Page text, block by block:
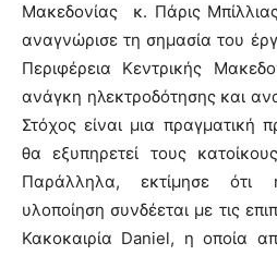
Μακεδονίας κ. Πάρις
αναγνώρισε τη σημασία του
Περιφέρεια Κεντρικής
ανάγκη ηλεκτροδότησης και
Στόχος είναι μια πραγματική
θα εξυπηρετεί τους
Παράλληλα, εκτίμησε ότι
υλοποίηση συνδέεται με τις
Κακοκαιρία Daniel, η οποία